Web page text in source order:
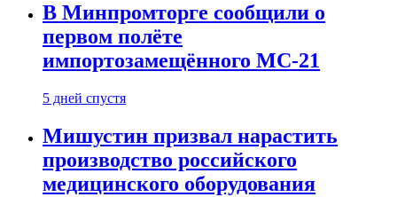
В Минпромторге сообщили о
первом полёте
импортозамещённого МС-21
5 дней спустя
Мишустин призвал нарастить
производство российского
медицинского оборудования